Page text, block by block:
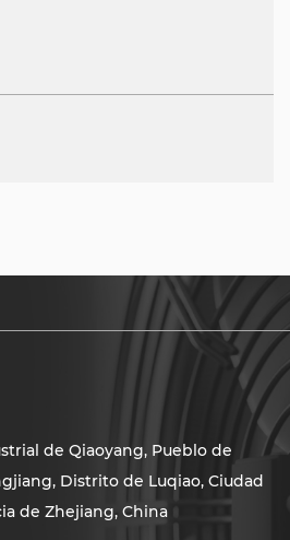
de Qiaoyang, Pueblo de
Distrito de Luqiao, Ciudad
de Zhejiang, China